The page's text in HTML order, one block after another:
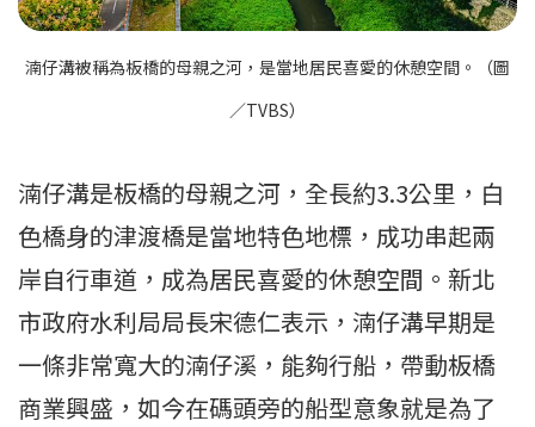
湳仔溝被稱為板橋的母親之河，是當地居民喜愛的休憩空間。（圖
／TVBS）
湳仔溝是板橋的母親之河，全長約3.3公里，白
色橋身的津渡橋是當地特色地標，成功串起兩
岸自行車道，成為居民喜愛的休憩空間。新北
市政府水利局局長宋德仁表示，湳仔溝早期是
一條非常寬大的湳仔溪，能夠行船，帶動板橋
商業興盛，如今在碼頭旁的船型意象就是為了